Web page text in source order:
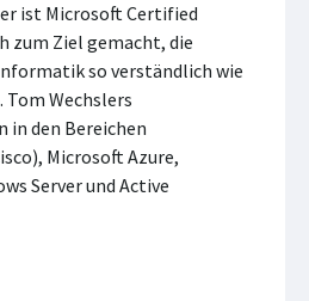
ist Microsoft Certified
zum Ziel gemacht, die
so verständlich wie
Wechslers
in den Bereichen
Microsoft Azure,
Server und Active